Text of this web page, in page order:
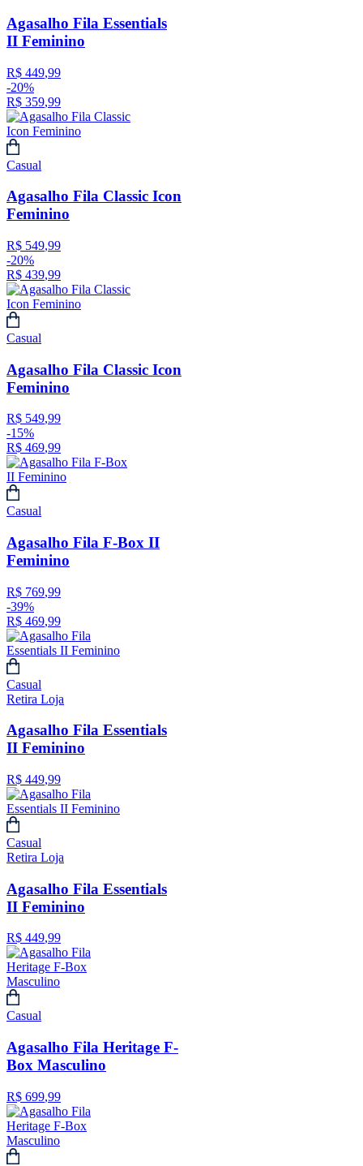
Agasalho Fila Essentials
II Feminino
R$ 449,99
-20%
R$ 359,99
Casual
Agasalho Fila Classic Icon
Feminino
R$ 549,99
-20%
R$ 439,99
Casual
Agasalho Fila Classic Icon
Feminino
R$ 549,99
-15%
R$ 469,99
Casual
Agasalho Fila F-Box II
Feminino
R$ 769,99
-39%
R$ 469,99
Casual
Retira Loja
Agasalho Fila Essentials
II Feminino
R$ 449,99
Casual
Retira Loja
Agasalho Fila Essentials
II Feminino
R$ 449,99
Casual
Agasalho Fila Heritage F-
Box Masculino
R$ 699,99